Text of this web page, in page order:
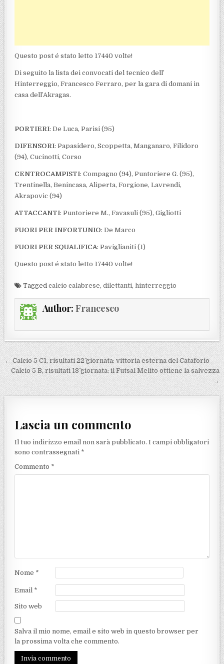
Questo post é stato letto 17440 volte!
Di seguito la lista dei convocati del tecnico dell’
Hinterreggio, Francesco Ferraro, per la gara di domani in
casa dell’Akragas.
PORTIERI: De Luca, Parisi (95)
DIFENSORI: Papasidero, Scoppetta, Manganaro, Filidoro
(94), Cucinotti, Corso
CENTROCAMPISTI: Compagno (94), Puntoriere G. (95),
Trentinella, Benincasa, Aliperta, Forgione, Lavrendi,
Akrapovic (94)
ATTACCANTI: Puntoriere M., Favasuli (95), Gigliotti
FUORI PER INFORTUNIO: De Marco
FUORI PER SQUALIFICA: Paviglianiti (1)
Questo post é stato letto 17440 volte!
Taggedcalcio calabrese,dilettanti,hinterreggio
Author: Francesco
Navigazione articoli
← Calcio 5 C1, risultati 22^ giornata: vittoria esterna del Cataforio
Calcio 5 B, risultati 18^ giornata: il Futsal Melito ottiene la salvezza
→
Lascia un commento
Il tuo indirizzo email non sarà pubblicato. I campi obbligatori
sono contrassegnati *
Commento *
Nome *
Email *
Sito web
Salva il mio nome, email e sito web in questo browser per
la prossima volta che commento.